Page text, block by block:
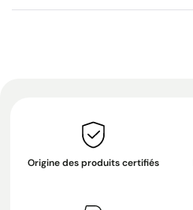
Origine des produits certifiés